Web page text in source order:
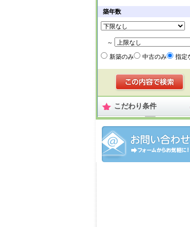
築年数
～
新築のみ
中古のみ 指定
こだわり条件